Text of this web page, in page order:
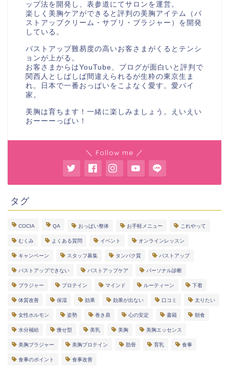
ップ法を開発し、表参道にてサロンを運営。
楽しく美胸ケアができると評判の美胸アイテム（バ
ストアップクリーム・サプリ・ブラジャー）を開発
している。
バストアップ難易度の高いお客さまがくるとテンシ
ョンが上がる。
お客さまからはYouTube、ブログが面白いと評判で
関西人としばしば間違えられるが生粋の東京生ま
れ。日本で一番おっぱいをこよなく愛す。愛パイ
家。
美胸は育ちます！一緒に楽しみましょう。えいえい
おーーーっぱい！
＼ Follow me ／
タグ
COCIA QA おっぱい整体 お手軽メニュー これやって
むくみ よくある質問 イベント オンラインレッスン
キャンペーン スタッフ募集 タンパク質 バストアップ
バストアップできない バストアップケア パーソナル診断
ブラジャー プロテイン マインド ルーティーン 下着
体質改善 保湿 効果 効果が出ない 口コミ 太りたい
女性ホルモン 姿勢 巻き肩 心の安定 書籍 朝食
水分補給 痩せ型 美乳 美胸 美胸エッセンス
美胸ブラジャー 美胸プロテイン 肋骨 育乳 食事
食事のポイント 食事改善